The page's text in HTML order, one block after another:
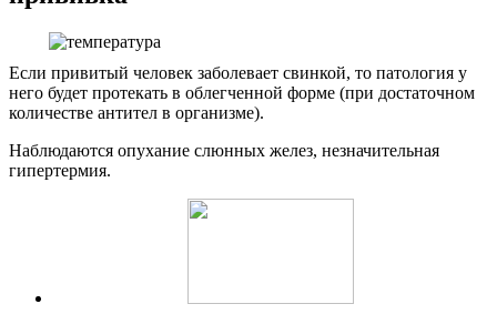
Если привитый человек заболевает свинкой, то патология у
него будет протекать в облегченной форме (при достаточном
количестве антител в организме).
Наблюдаются опухание слюнных желез, незначительная
гипертермия.